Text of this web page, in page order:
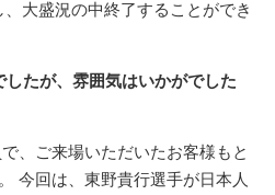
大盛況の中終了することができ
したが、雰囲気はいかがでした
、ご来場いただいたお客様もと
今回は、東野貴行選手が日本人